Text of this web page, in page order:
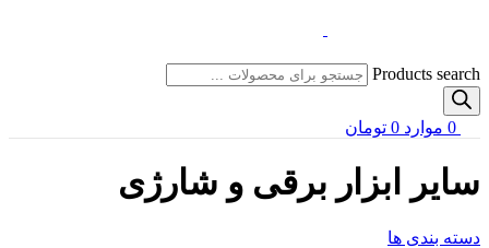
Products search
0 موارد 0 تومان
سایر ابزار برقی و شارژی
دسته بندی ها